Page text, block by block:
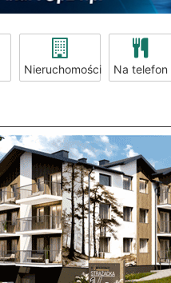
Nieruchomości Na telefon